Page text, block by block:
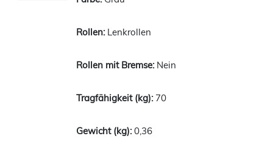
Lenkrollen
Nein
70
0,36